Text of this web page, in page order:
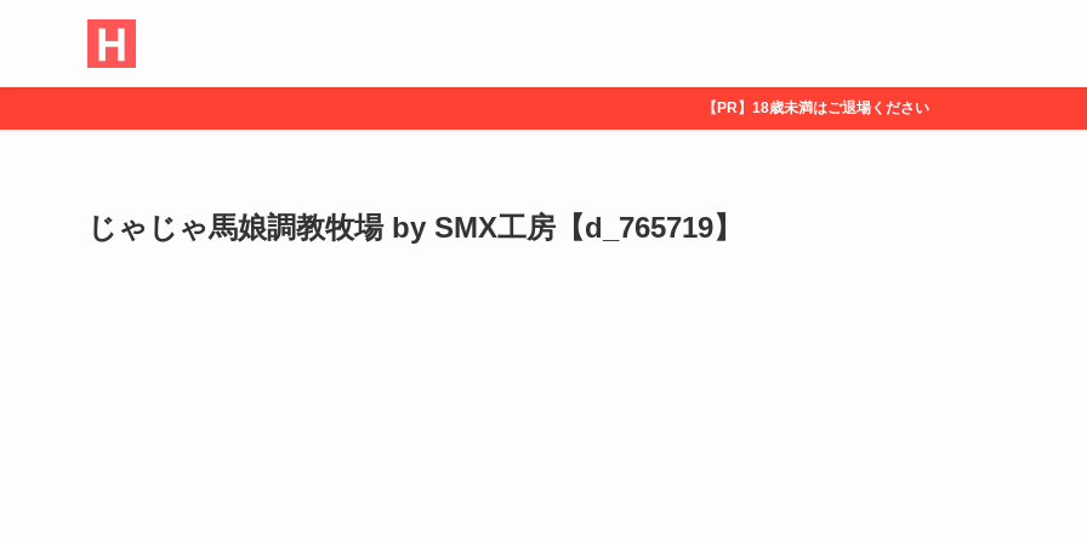
【PR】18歳未満はご退場ください
じゃじゃ馬娘調教牧場 by SMX工房【d_765719】